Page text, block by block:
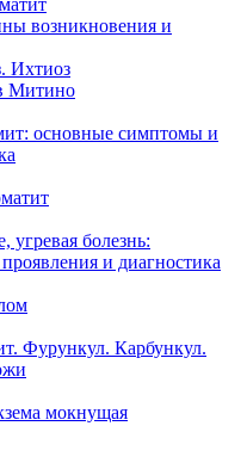
возникновения и
Ихтиоз
Митино
основные симптомы и
угревая болезнь:
и диагностика
Фурункул. Карбункул.
мокнущая